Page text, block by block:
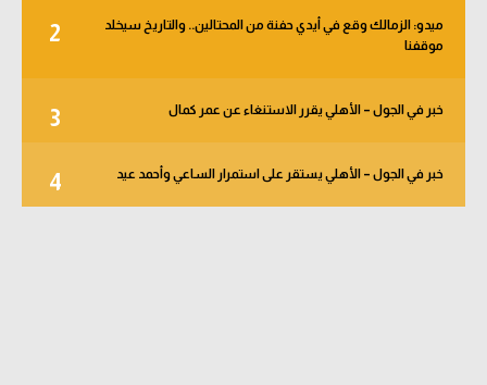
2
ميدو: الزمالك وقع في أيدي حفنة من المحتالين.. والتاريخ سيخلد
موقفنا
3 خبر في الجول – الأهلي يقرر الاستنغاء عن عمر كمال
4 خبر في الجول – الأهلي يستقر على استمرار الساعي وأحمد عيد